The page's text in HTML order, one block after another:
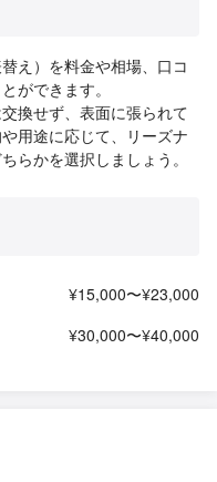
え）を料金や相場、口コ
ができます。
換せず、表面に張られて
用途に応じて、リーズナ
らかを選択しましょう。
¥15,000〜¥23,000
¥30,000〜¥40,000